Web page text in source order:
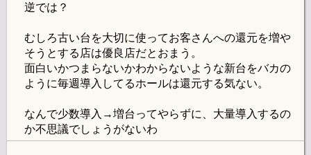
逆では？
むしろ古い台を大切に使ってお客さんへの還元を増や
そうとする店は優良店だとおまう。
面白いかつまらないかわからないような新台をバカの
ように毎週導入してるホールは還元する気ない。
なんで少数導入→増台ってやらずに、大量導入するの
か不思議でしょうがないわ